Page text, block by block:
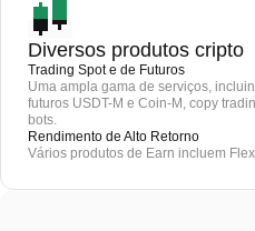
Diversos produtos cripto
Trading Spot e de Futuros
Uma ampla gama de serviços,
futuros USDT-M e Coin-M, copy
bots.
Rendimento de Alto Retorno
Vários produtos de Earn incluem